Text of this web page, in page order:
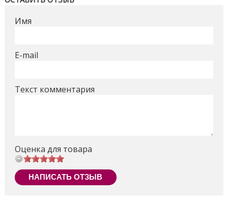
Имя
E-mail
Текст комментария
Оценка для товара
НАПИСАТЬ ОТЗЫВ